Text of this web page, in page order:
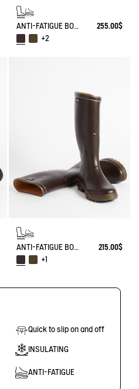
ANTI-FATIGUE BOOT PARCOURS 2.0 ADJUSTABLE
255.00$
+2
ANTI-FATIGUE BOOT PARCOURS 2.0
215.00$
+1
Quick to slip on and off
INSULATING
ANTI-FATIGUE